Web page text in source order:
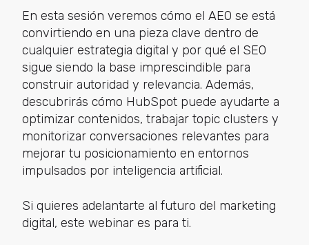
En esta sesión veremos cómo el AEO se está
convirtiendo en una pieza clave dentro de
cualquier estrategia digital y por qué el SEO
sigue siendo la base imprescindible para
construir autoridad y relevancia. Además,
descubrirás cómo HubSpot puede ayudarte a
optimizar contenidos, trabajar topic clusters y
monitorizar conversaciones relevantes para
mejorar tu posicionamiento en entornos
impulsados por inteligencia artificial.
Si quieres adelantarte al futuro del marketing
digital, este webinar es para ti.